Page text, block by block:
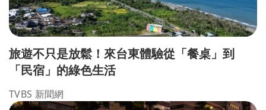
旅遊不只是放鬆！來台東體驗從「餐桌」到
「民宿」的綠色生活
TVBS 新聞網